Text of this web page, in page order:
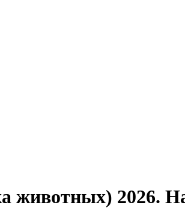
животных) 2026.